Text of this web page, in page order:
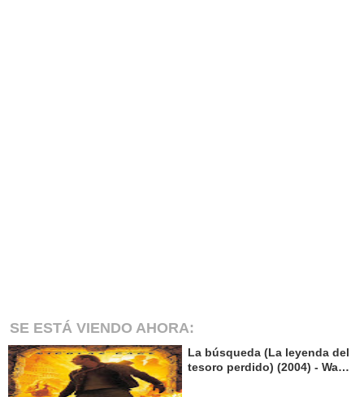
SE ESTÁ VIENDO AHORA:
La búsqueda (La leyenda del
tesoro perdido) (2004) - Walt